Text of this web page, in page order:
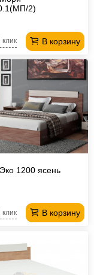
2)
В корзину
клик
1200 ясень
В корзину
клик